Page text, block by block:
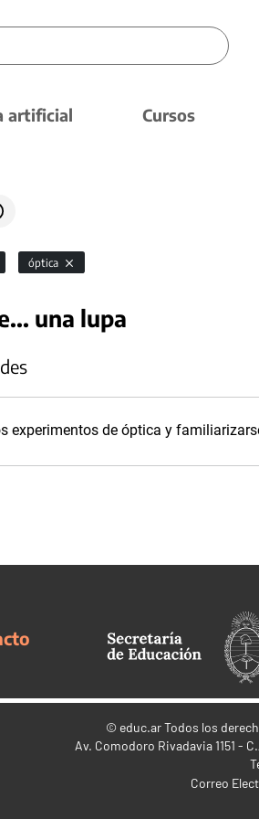
artificial Cursos
óptica
una lupa
experimentos de óptica y
© educ.arTodos los
Av. Comodoro Rivadavia 1151 -
Correo